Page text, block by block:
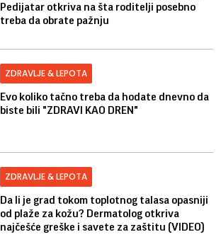
Pedijatar otkriva na šta roditelji posebno
treba da obrate pažnju
ZDRAVLJE & LEPOTA
Evo koliko tačno treba da hodate dnevno da
biste bili "ZDRAVI KAO DREN"
ZDRAVLJE & LEPOTA
Da li je grad tokom toplotnog talasa opasniji
od plaže za kožu? Dermatolog otkriva
najčešće greške i savete za zaštitu (VIDEO)